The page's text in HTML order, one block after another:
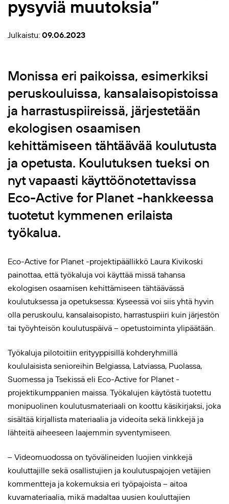
pysyviä muutoksia”
Julkaistu: 09.06.2023
Monissa eri paikoissa, esimerkiksi
peruskouluissa, kansalaisopistoissa
ja harrastuspiireissä, järjestetään
ekologisen osaamisen
kehittämiseen tähtäävää koulutusta
ja opetusta. Koulutuksen tueksi on
nyt vapaasti käyttöönotettavissa
Eco-Active for Planet -hankkeessa
tuotetut kymmenen erilaista
työkalua.
Eco-Active for Planet -projektipäällikkö Laura Kivikoski
painottaa, että työkaluja voi käyttää missä tahansa
ekologisen osaamisen kehittämiseen tähtäävässä
koulutuksessa ja opetuksessa: Kyseessä voi siis yhtä hyvin
olla peruskoulu, kansalaisopisto, harrastuspiiri kuin järjestön
tai työyhteisön koulutuspäivä – opetustoiminta ylipäätään.
Työkaluja pilotoitiin erityyppisillä kohderyhmillä
koululaisista senioreihin Belgiassa, Latviassa, Puolassa,
Suomessa ja Tsekissä eli Eco-Active for Planet -
projektikumppanien maissa. Työkalujen käytöstä tuotettu
monipuolinen koulutusmateriaali on koottu käsikirjaksi, joka
sisältää kirjallista materiaalia ja videoita sekä linkkejä ja
lähteitä aiheeseen laajemmin syventymiseen.
– Videomuodossa on työvälineiden luojien vinkkejä
kouluttajille sekä osallistujien ja koulutuspajojen vetäjien
kommentteja ja kokemuksia eri työpajoista – aitoa
kuvamateriaalia, mikä madaltaa uusien kouluttajien